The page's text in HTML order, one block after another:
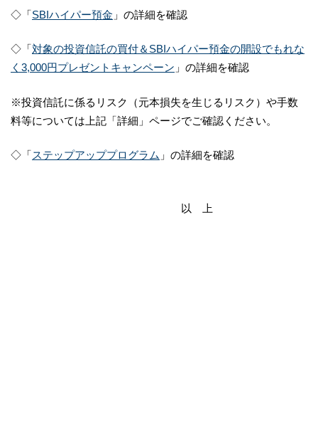
◇「SBIハイパー預金 」の詳細を確認
◇「対象の投資信託の買付＆SBIハイパー預金の開設でもれな
く3,000円プレゼントキャンペーン 」の詳細を確認
※投資信託に係るリスク（元本損失を生じるリスク）や手数
料等については上記「詳細」ページでご確認ください。
◇「ステップアッププログラム 」の詳細を確認
以 上